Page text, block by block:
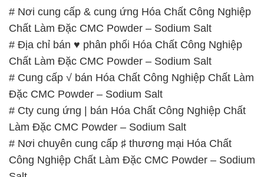
# Cung cấp √ bán Hóa Chất Công Nghiệp Chất Làm
Đặc CMC Powder – Sodium Salt
# Cty cung ứng | bán Hóa Chất Công Nghiệp Chất
Làm Đặc CMC Powder – Sodium Salt
# Nơi chuyên cung cấp ♯ thương mại Hóa Chất
Công Nghiệp Chất Làm Đặc CMC Powder – Sodium
# Công ty bán ♯ kinh doanh Hóa Chất Công Nghiệp
Chất Làm Đặc CMC Powder – Sodium Salt
# Địa chỉ chuyên cung cấp — thương mại Hóa Chất
Công Nghiệp Chất Làm Đặc CMC Powder – Sodium